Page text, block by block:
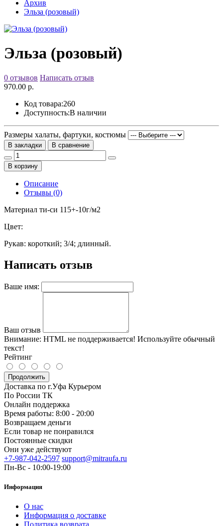
Архив
Эльза (розовый)
Эльза (розовый)
0 отзывов Написать отзыв
970.00 р.
Код товара:260
Доступность:В наличии
Размеры халаты, фартуки, костюмы
В закладки В сравнение
В корзину
Описание
Отзывы (0)
Материал ти-си 115+-10г/м2
Цвет:
Рукав: короткий; 3/4; длинный.
Написать отзыв
Ваше имя:
Ваш отзыв
Внимание: HTML не поддерживается! Используйте обычный
текст!
Рейтинг
Продолжить
Доставка по г.Уфа Курьером
По России ТК
Онлайн поддержка
Время работы: 8:00 - 20:00
Возвращаем деньги
Если товар не понравился
Постоянные скидки
Они уже действуют
+7-987-042-2597 support@mitraufa.ru
Пн-Вс - 10:00-19:00
Информация
О нас
Информация о доставке
Политика возврата